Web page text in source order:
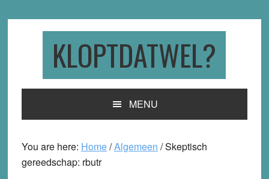
KLOPTDATWEL?
MENU
You are here: Home/Algemeen /Skeptisch
gereedschap: rbutr